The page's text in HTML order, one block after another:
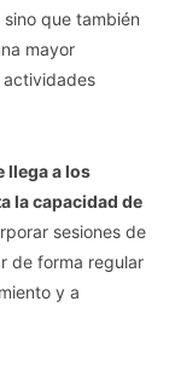
que también
mayor
actividades
llega a los
la capacidad de
sesiones de
de forma regular
y a